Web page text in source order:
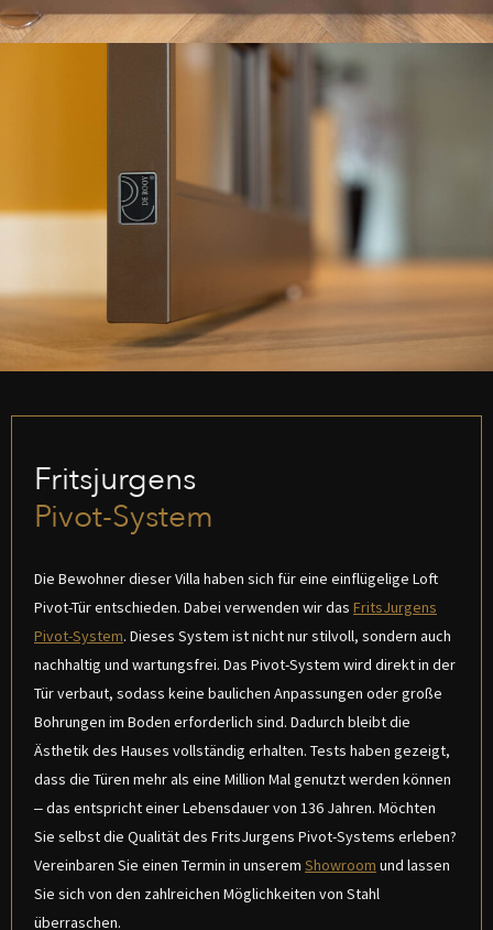
Fritsjurgens
Pivot-System
Die Bewohner dieser Villa haben sich für eine einflügelige Loft
Pivot-Tür entschieden. Dabei verwenden wir das FritsJurgens
Pivot-System. Dieses System ist nicht nur stilvoll, sondern auch
nachhaltig und wartungsfrei. Das Pivot-System wird direkt in der
Tür verbaut, sodass keine baulichen Anpassungen oder große
Bohrungen im Boden erforderlich sind. Dadurch bleibt die
Ästhetik des Hauses vollständig erhalten. Tests haben gezeigt,
dass die Türen mehr als eine Million Mal genutzt werden können
– das entspricht einer Lebensdauer von 136 Jahren. Möchten
Sie selbst die Qualität des FritsJurgens Pivot-Systems erleben?
Vereinbaren Sie einen Termin in unserem Showroom und lassen
Sie sich von den zahlreichen Möglichkeiten von Stahl
überraschen.